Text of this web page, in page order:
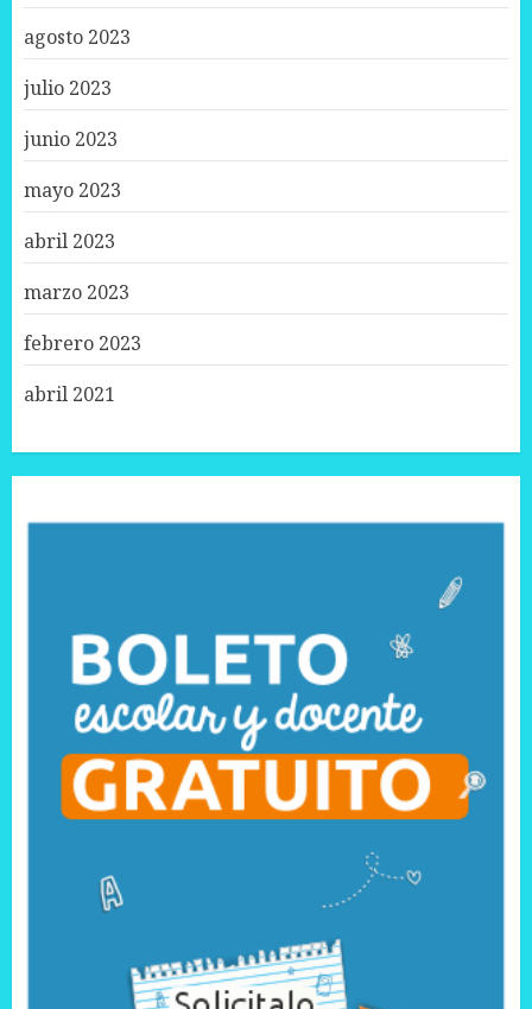
agosto 2023
julio 2023
junio 2023
mayo 2023
abril 2023
marzo 2023
febrero 2023
abril 2021